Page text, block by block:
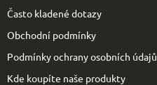
Často kladené dotazy
Obchodní podmínky
Podmínky ochrany osobních údajů
Kde koupíte naše produkty